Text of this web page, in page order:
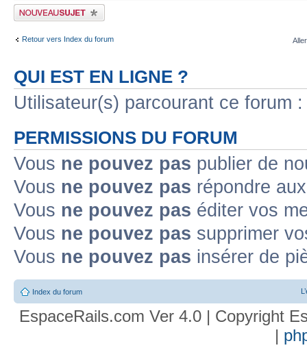
Publier un nouveau sujet
Retour vers Index du forum
QUI EST EN LIGNE ?
Utilisateur(s) parcourant ce forum
PERMISSIONS DU FORUM
Vous ne pouvez pas publier de
Vous ne pouvez pas répondre
Vous ne pouvez pas éditer vos
Vous ne pouvez pas supprimer
Vous ne pouvez pas insérer de
Index du forum
EspaceRails.com Ver 4.0 | Copyright
|